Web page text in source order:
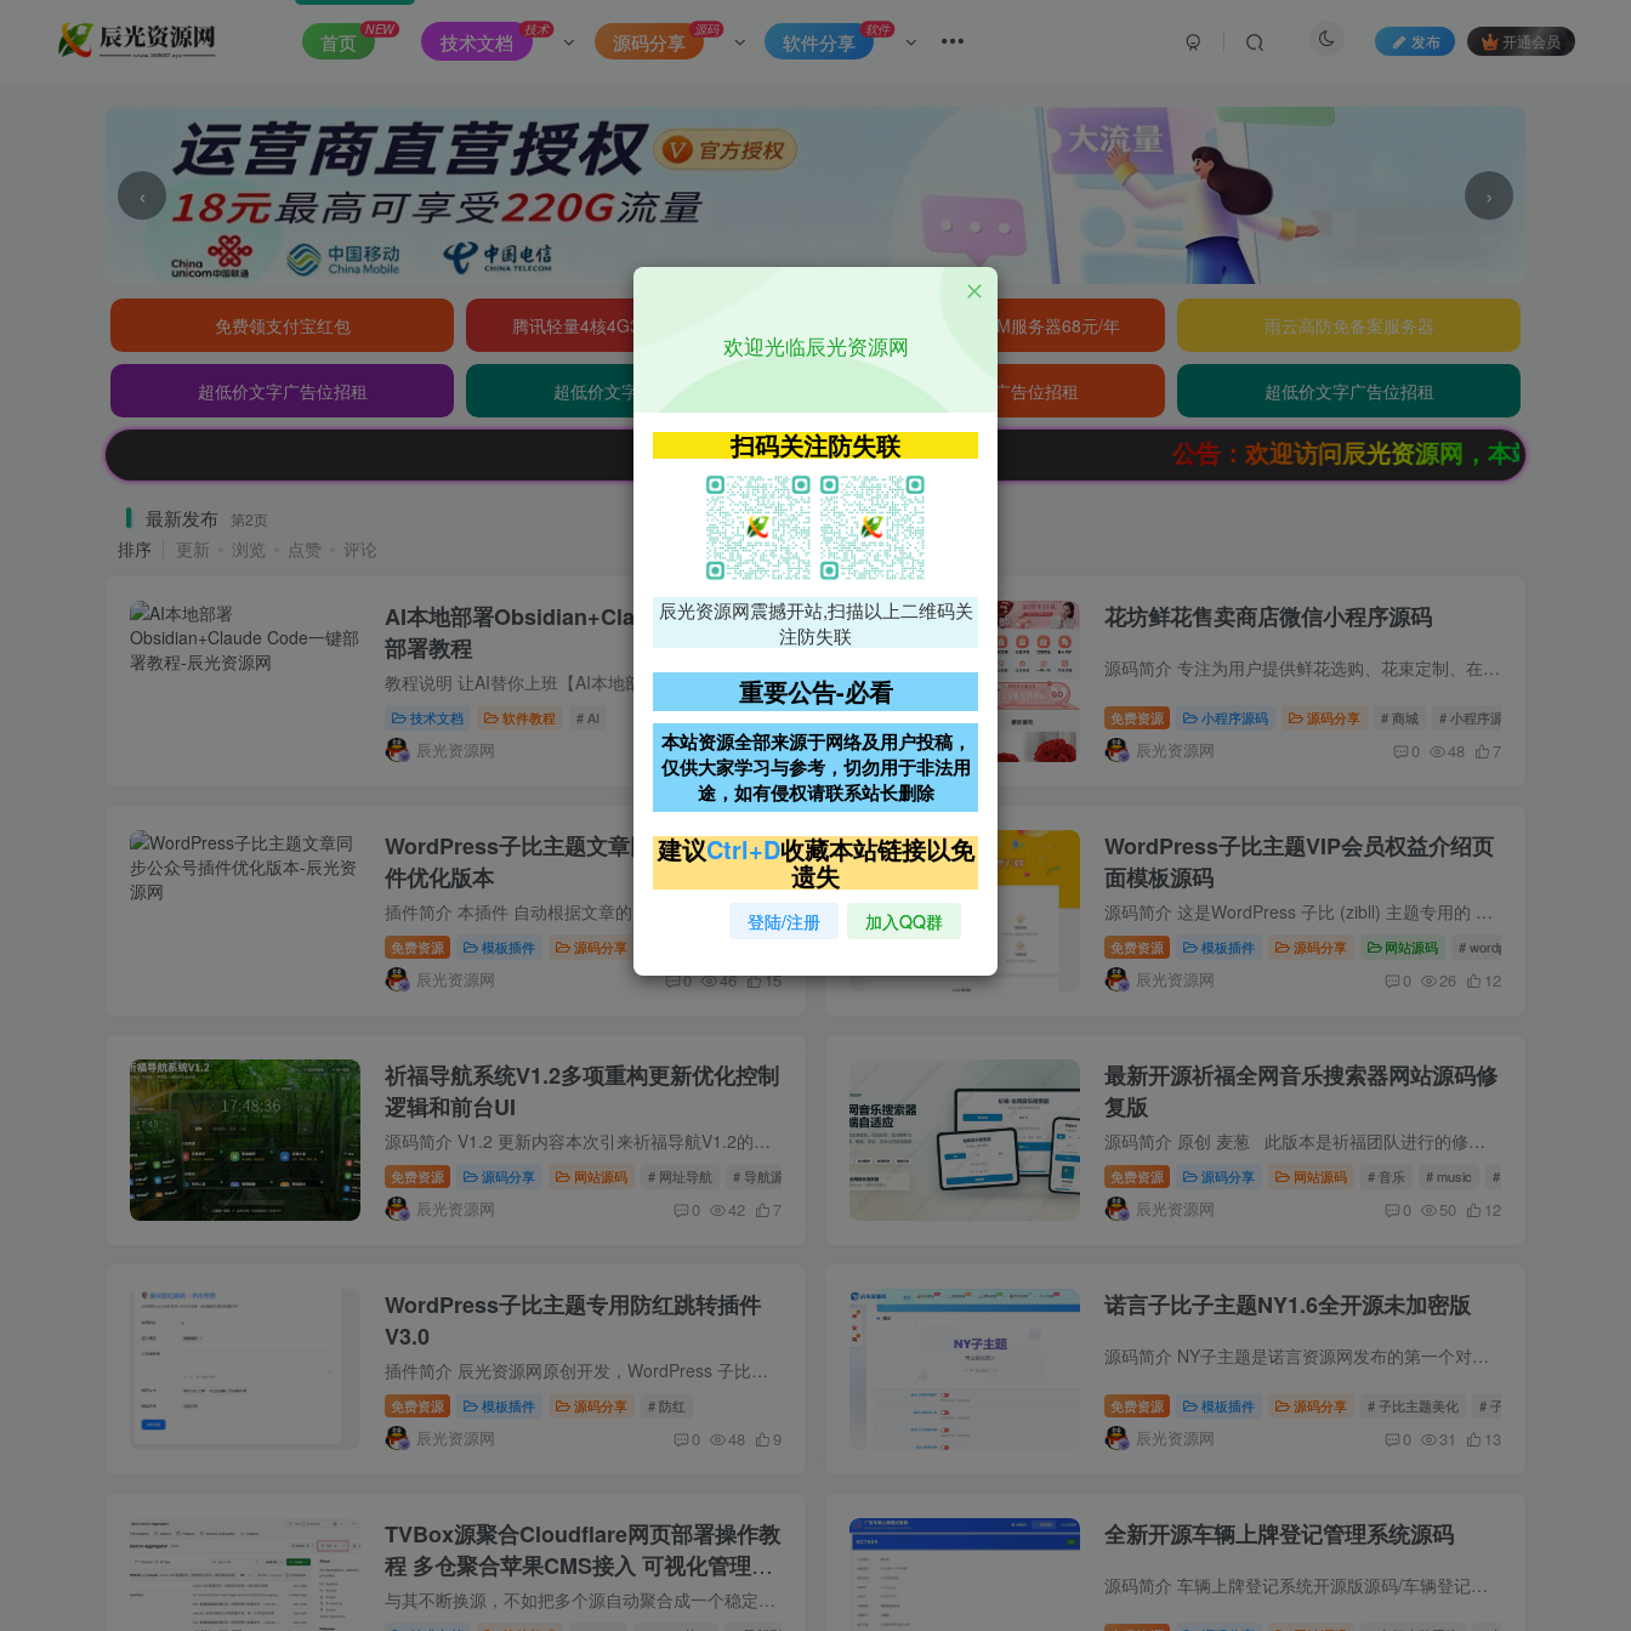
首页
NEW
技术文档
技术
源码分享
源码
软件分享
软件
发布 开通会员
‹ ›
免费领支付宝红包 腾讯轻量4核4G3M服务器38元/年 阿里云2核2G200M服务器68元/年 雨云高防免备案服务器
超低价文字广告位招租 超低价文字广告位招租 超低价文字广告位招租 超低价文字广告位招租
公告：欢迎访问辰光资源网，本站会员限时特惠
最新发布 第2页
排序 更新 浏览 点赞 评论
AI本地部署Obsidian+Claude Code一键
部署教程
教程说明 让AI替你上班【AI本地部署教程】Obsidian+Claude Code一键部署教程，适合内容创作者/自媒体/AI相关工作~全套教程，30分钟快速上手，内容超全，安装实战、配置检查都有，新手小白也能轻...
技术文档 软件教程 # AI
辰光资源网 1 50 5
花坊鲜花售卖商店微信小程序源码
源码简介 专注为用户提供鲜花选购、花束定制、在线下单、配送查询等一站式购花体验。系统覆盖鲜花展示、分类、详情、购物车、订单支付、订单跟踪、个人中心等完整电商流程，依托微信云开发实现...
免费资源 小程序源码 源码分享 # 商城 # 小程序源码
辰光资源网 0 48 7
WordPress子比主题文章同步公众号插
件优化版本
插件简介 本插件 自动根据文章的内容进行排版，隐藏 付费内容 自动生成 模版发布。 感谢苏晨开源的插件对插件在使用过程中做出了升级之前的插件 在自定义内容中 不生效，单独添加了开关控制 编...
免费资源 模板插件 源码分享
辰光资源网 0 46 15
WordPress子比主题VIP会员权益介绍页
面模板源码
源码简介 这是WordPress 子比 (zibll) 主题专用的 VIP 会员介绍页面模板，适配资源、付费类网站使用。该页面通过专业的视觉设计、清晰的权益分层、适配性的布局，解决了子比主题默认无会员权益...
免费资源 模板插件 源码分享 网站源码 # wordpress
辰光资源网 0 26 12
祈福导航系统V1.2多项重构更新优化控制
逻辑和前台UI
源码简介 V1.2 更新内容本次引来祈福导航V1.2的特大更新 集中修复了最近出现的众多问题，比如前台排序、透明度、后台数据点击和邮箱原因等新增：1. 新增站点 Ping 延迟毫秒记录功能。2. 新增站...
免费资源 源码分享 网站源码 # 网址导航 # 导航源码 # 网址导航系统
辰光资源网 0 42 7
最新开源祈福全网音乐搜索器网站源码修
复版
源码简介 原创 麦葱 此版本是祈福团队进行的修复和更新， 全网音乐搜索程序，支持多站合一音乐搜索、在线试听、歌词展示与音乐链接获取。 已增加独立后台管理系统，支持站点配置、...
免费资源 源码分享 网站源码 # 音乐 # music # 音乐搜索网站
辰光资源网 0 50 12
WordPress子比主题专用防红跳转插件
V3.0
插件简介 辰光资源网原创开发，WordPress 子比主题专用防红插件 V3.0 正式终版，源码全明文无加密、无后门、无恶意混淆代码，告别市面上加密捆绑后门的付费防红工具。专门解决微信、QQ、抖音、...
免费资源 模板插件 源码分享 # 防红
辰光资源网 0 48 9
诺言子比子主题NY1.6全开源未加密版
源码简介 NY子主题是诺言资源网发布的第一个对外开源的子主题产品，其拥有强大的适应版本能力，依靠子比主题，实现很多强大的功能。 NY主题专门为子比主题而开发，专注于子比主题美化、而开、优...
免费资源 模板插件 源码分享 # 子比主题美化 # 子比主题子主题
辰光资源网 0 31 13
TVBox源聚合Cloudflare网页部署操作教
程 多仓聚合苹果CMS接入 可视化管理自
动更新
与其不断换源，不如把多个源自动聚合成一个稳定地址。 这篇直接上手——教你从零部署一套自己的 TVBox 源聚合服务。全程免费，不需要自己买服务器。 部署完成后，你会得到： 一个专属地址（比如...
全新开源车辆上牌登记管理系统源码
源码简介 车辆上牌登记系统开源版源码/车辆登记管理系统源码厂区电动车上牌登记系统是一款面向企业内部使用的电动车、电动摩托车、三轮车、四轮车登记管理平台。系统支持员工车辆信息录入、身份...
欢迎光临辰光资源网
扫码关注防失联
辰光资源网震撼开站,扫描以上二维码关
注防失联
重要公告-必看
本站资源全部来源于网络及用户投稿，
仅供大家学习与参考，切勿用于非法用
途，如有侵权请联系站长删除
建议Ctrl+D收藏本站链接以免
遗失
登陆/注册 加入QQ群